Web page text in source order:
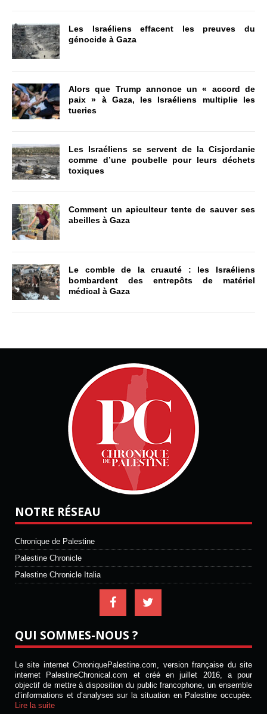
Les Israéliens effacent les preuves du
génocide à Gaza
Alors que Trump annonce un « accord de
paix » à Gaza, les Israéliens multiplie les
tueries
Les Israéliens se servent de la Cisjordanie
comme d’une poubelle pour leurs déchets
toxiques
Comment un apiculteur tente de sauver ses
abeilles à Gaza
Le comble de la cruauté : les Israéliens
bombardent des entrepôts de matériel
médical à Gaza
NOTRE RÉSEAU
Chronique de Palestine
Palestine Chronicle
Palestine Chronicle Italia
QUI SOMMES-NOUS ?
Le site internet ChroniquePalestine.com, version française du site
internet PalestineChronical.com et créé en juillet 2016, a pour
objectif de mettre à disposition du public francophone, un ensemble
d’informations et d’analyses sur la situation en Palestine occupée.
Lire la suite